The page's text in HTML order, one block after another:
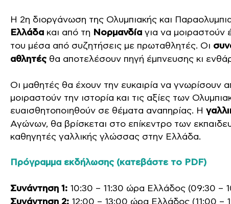
Η 2η διοργάνωση της Ολυμπιακής και
Ελλάδα και από τη Νορμανδία για να μοιραστούν
του μέσα από συζητήσεις με πρωταθλητές. Οι
αθλητέςθα αποτελέσουν πηγή έμπνευσης κι
Οι μαθητές θα έχουν την ευκαιρία να γνωρίσουν
μοιραστούν την ιστορία και τις αξίες των
ευαισθητοποιηθούν σε θέματα αναπηρίας. Η
Αγώνων, θα βρίσκεται στο επίκεντρο των
καθηγητές γαλλικής γλώσσας στην Ελλάδα.
Πρόγραμμα εκδήλωσης (κατεβάστε το PDF)
Συνάντηση 1: 10:30 – 11:30 ώρα Ελλάδος (09:30 –
12:00 – 13:00 ώρα Ελλάδος (11:00 –